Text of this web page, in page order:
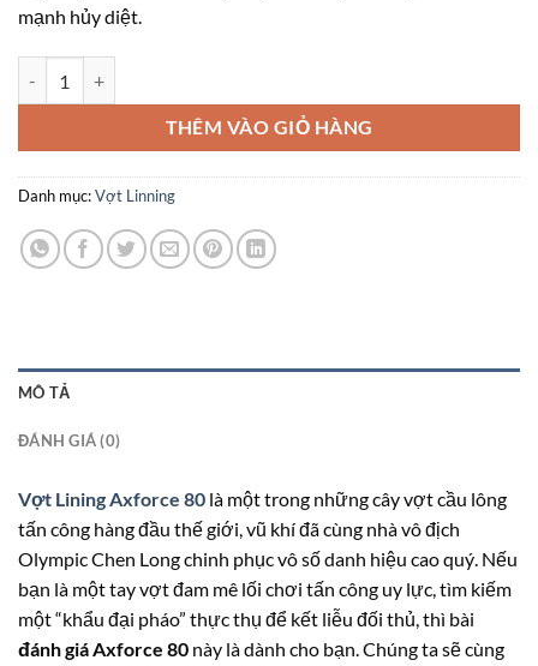
mạnh hủy diệt.
THÊM VÀO GIỎ HÀNG
Danh mục:Vợt Linning
MÔ TẢ
ĐÁNH GIÁ (0)
Vợt Lining Axforce 80 là một trong những cây vợt cầu lông
tấn công hàng đầu thế giới, vũ khí đã cùng nhà vô địch
Olympic Chen Long chinh phục vô số danh hiệu cao quý. Nếu
bạn là một tay vợt đam mê lối chơi tấn công uy lực, tìm kiếm
một “khẩu đại pháo” thực thụ để kết liễu đối thủ, thì bài
đánh giá Axforce 80 này là dành cho bạn. Chúng ta sẽ cùng